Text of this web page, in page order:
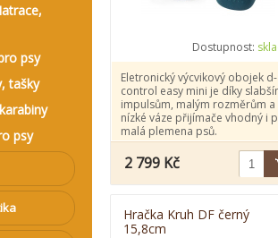
psy
tašky
psy
Dostupnost:
Eletronický výcvikový obojek d-
control easy mini je díky
impulsům, malým rozměrům a
nízké váze přijímače vhodný i
malá plemena psů.
2 799 Kč
Hračka Kruh DF černý
15,8cm